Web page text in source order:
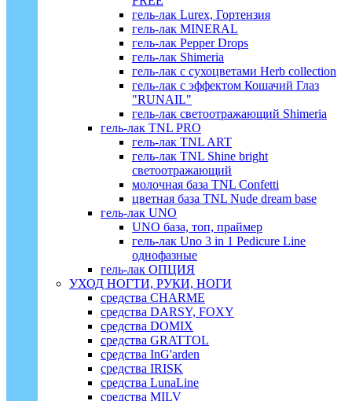
гель-лак Lurex, Гортензия
гель-лак MINERAL
гель-лак Pepper Drops
гель-лак Shimeria
гель-лак с сухоцветами Herb collection
гель-лак с эффектом Кошачий Глаз
"RUNAIL"
гель-лак светоотражающий Shimeria
гель-лак TNL PRO
гель-лак TNL ART
гель-лак TNL Shine bright
светоотражающий
молочная база TNL Confetti
цветная база TNL Nude dream base
гель-лак UNO
UNO база, топ, праймер
гель-лак Uno 3 in 1 Pedicure Line
однофазные
гель-лак ОПЦИЯ
УХОД НОГТИ, РУКИ, НОГИ
средства CHARME
средства DARSY, FOXY
средства DOMIX
средства GRATTOL
средства InG'arden
средства IRISK
средства LunaLine
средства MILV